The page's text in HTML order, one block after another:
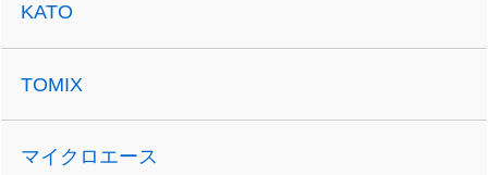
KATO
TOMIX
マイクロエース